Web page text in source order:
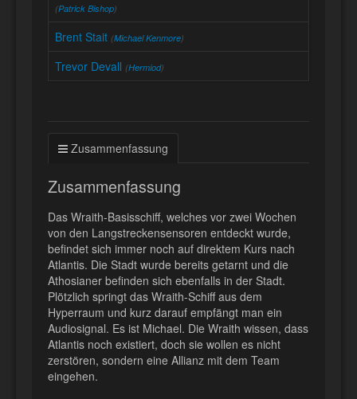
(Patrick Bishop)
Brent Stait (Michael Kenmore)
Trevor Devall (Hermiod)
Zusammenfassung
Zusammenfassung
Das Wraith-Basisschiff, welches vor zwei Wochen
von den Langstreckensensoren entdeckt wurde,
befindet sich immer noch auf direktem Kurs nach
Atlantis. Die Stadt wurde bereits getarnt und die
Athosianer befinden sich ebenfalls in der Stadt.
Plötzlich springt das Wraith-Schiff aus dem
Hyperraum und kurz darauf empfängt man ein
Audiosignal. Es ist Michael. Die Wraith wissen, dass
Atlantis noch existiert, doch sie wollen es nicht
zerstören, sondern eine Allianz mit dem Team
eingehen.